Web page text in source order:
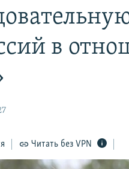
в
Читать без VPN